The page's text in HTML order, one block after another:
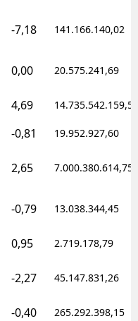
-7,18 141.166.140,02
0,00 20.575.241,69
4,69 14.735.542.159,50
-0,81 19.952.927,60
2,65 7.000.380.614,75
-0,79 13.038.344,45
0,95 2.719.178,79
-2,27 45.147.831,26
-0,40 265.292.398,15